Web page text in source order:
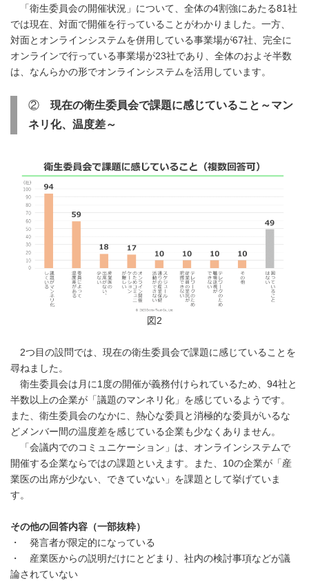
「衛生委員会の開催状況」について、全体の4割強にあたる81社
では現在、対面で開催を行っていることがわかりました。一方、
対面とオンラインシステムを併用している事業場が67社、完全に
オンラインで行っている事業場が23社であり、全体のおよそ半数
は、なんらかの形でオンラインシステムを活用しています。
② 現在の衛生委員会で課題に感じていること～マン
ネリ化、温度差～
図2
2つ目の設問では、現在の衛生委員会で課題に感じていることを
尋ねました。
衛生委員会は月に1度の開催が義務付けられているため、94社と
半数以上の企業が「議題のマンネリ化」を感じているようです。
また、衛生委員会のなかに、熱心な委員と消極的な委員がいるな
どメンバー間の温度差を感じている企業も少なくありません。
「会議内でのコミュニケーション」は、オンラインシステムで
開催する企業ならではの課題といえます。また、10の企業が「産
業医の出席が少ない、できていない」を課題として挙げていま
す。
その他の回答内容（一部抜粋）
・ 発言者が限定的になっている
・ 産業医からの説明だけにとどまり、社内の検討事項などが議
論されていない